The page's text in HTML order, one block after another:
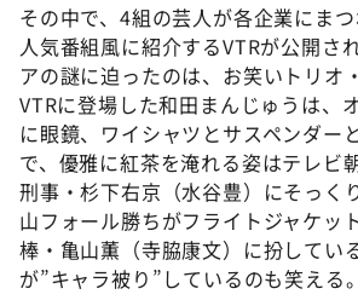
その中で、4組の芸人が各企業にま
人気番組風に紹介するVTRが公開さ
アの謎に迫ったのは、お笑いトリオ
VTRに登場した和田まんじゅうは、
に眼鏡、ワイシャツとサスペンダー
で、優雅に紅茶を淹れる姿はテレビ
刑事・杉下右京（水谷豊）にそっく
山フォール勝ちがフライトジャケッ
棒・亀山薫（寺脇康文）に扮してい
が”キャラ被り”しているのも笑える。